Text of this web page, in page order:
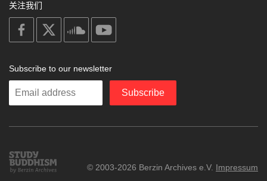
关注我们
on
facebook
soundcloud
Subscribe to our newsletter
Enter
Subscribe
Study
Buddhism
© 2003-2026 Berzin Archives e.V. Impressum